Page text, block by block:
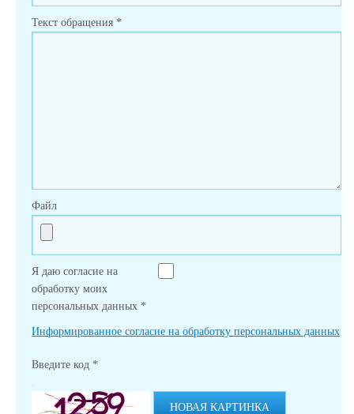
Текст обращения *
Файл
Я даю согласие на
обработку моих
персональных данных *
Информированное согласие на обработку персональных данных
Введите код *
НОВАЯ КАРТИНКА